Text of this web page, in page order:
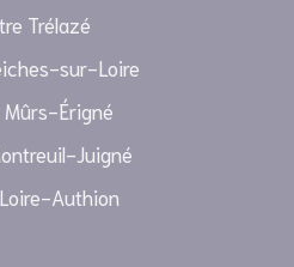
Trélazé
sur-Loire
Mûrs-Érigné
Juigné
Authion